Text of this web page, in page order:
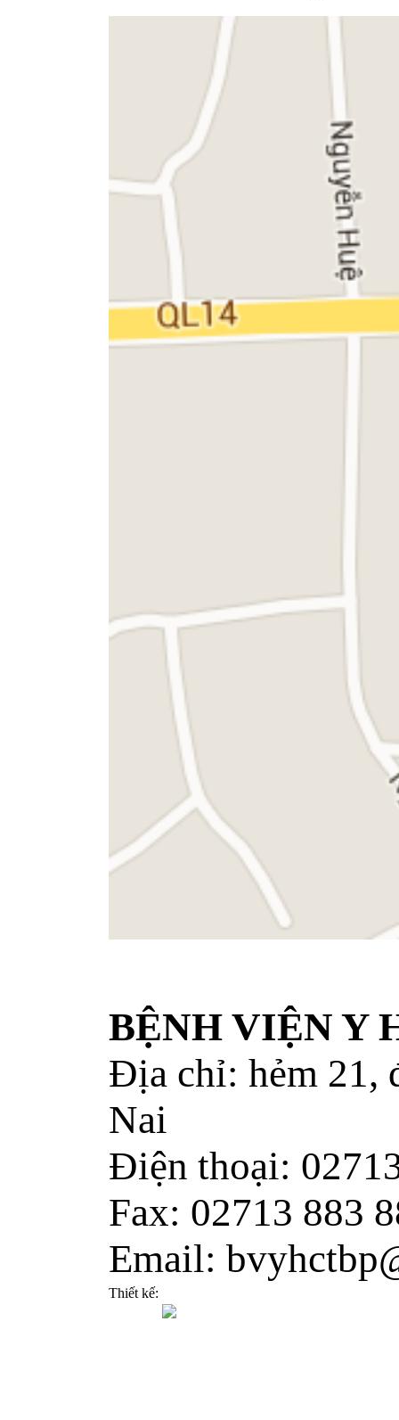
BỆNH VIỆN Y
Địa chỉ: hẻm 21,
Nai
Điện thoại:
Fax: 02713 883
Email:
Thiết kế: